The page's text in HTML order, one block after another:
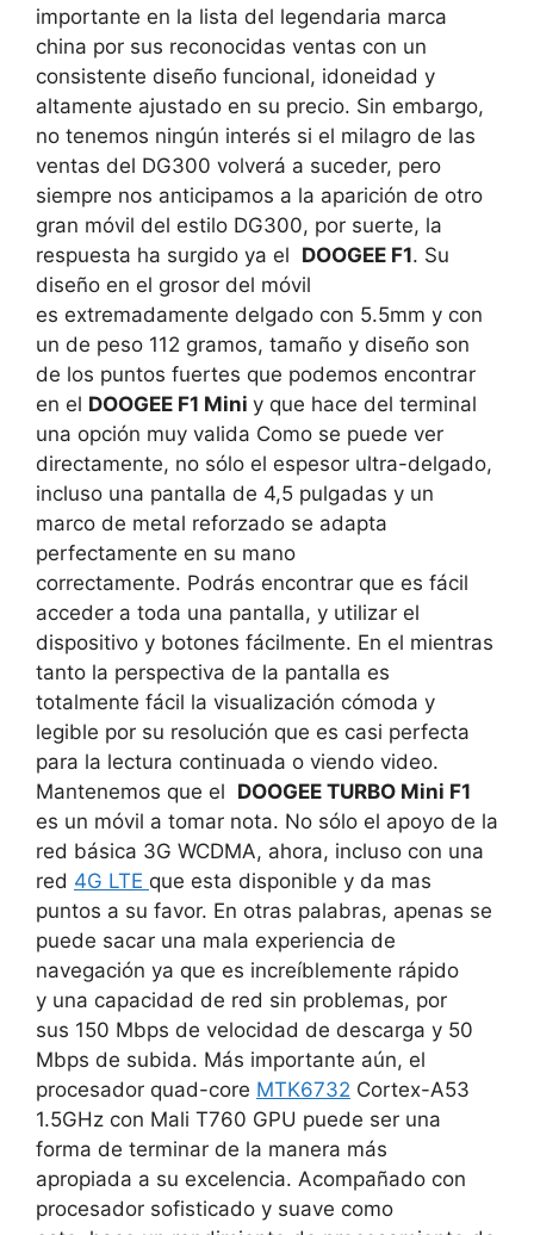
importante en la lista del legendaria marca
china por sus reconocidas ventas con un
consistente diseño funcional, idoneidad y
altamente ajustado en su precio. Sin embargo,
no tenemos ningún interés si el milagro de las
ventas del DG300 volverá a suceder, pero
siempre nos anticipamos a la aparición de otro
gran móvil del estilo DG300, por suerte, la
respuesta ha surgido ya el DOOGEE F1. Su
diseño en el grosor del móvil
es extremadamente delgado con 5.5mm y con
un de peso 112 gramos, tamaño y diseño son
de los puntos fuertes que podemos encontrar
en el DOOGEE F1 Mini y que hace del terminal
una opción muy valida Como se puede ver
directamente, no sólo el espesor ultra-delgado,
incluso una pantalla de 4,5 pulgadas y un
marco de metal reforzado se adapta
perfectamente en su mano
correctamente. Podrás encontrar que es fácil
acceder a toda una pantalla, y utilizar el
dispositivo y botones fácilmente. En el mientras
tanto la perspectiva de la pantalla es
totalmente fácil la visualización cómoda y
legible por su resolución que es casi perfecta
para la lectura continuada o viendo video.
Mantenemos que el DOOGEE TURBO Mini F1
es un móvil a tomar nota. No sólo el apoyo de la
red básica 3G WCDMA, ahora, incluso con una
red 4G LTE que esta disponible y da mas
puntos a su favor. En otras palabras, apenas se
puede sacar una mala experiencia de
navegación ya que es increíblemente rápido
y una capacidad de red sin problemas, por
sus 150 Mbps de velocidad de descarga y 50
Mbps de subida. Más importante aún, el
procesador quad-core MTK6732 Cortex-A53
1.5GHz con Mali T760 GPU puede ser una
forma de terminar de la manera más
apropiada a su excelencia. Acompañado con
procesador sofisticado y suave como